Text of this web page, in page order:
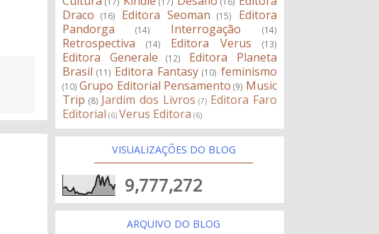
Draco
(16) Editora Seoman (15)
Editora
Pandorga
(14) Interrogação (14)
Retrospectiva (14) Editora Verus (13)
Editora Generale (12)
Editora Planeta
Brasil (11) Editora Fantasy (10) feminismo
(10) Grupo Editorial Pensamento (9) Music
Trip (8) Jardim dos Livros (7) Editora Faro
Editorial (6) Verus Editora (6)
VISUALIZAÇÕES DO BLOG
9,777,272
ARQUIVO DO BLOG